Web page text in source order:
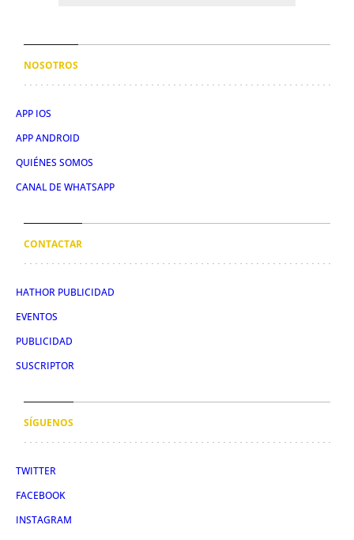
NOSOTROS
APP IOS
APP ANDROID
QUIÉNES SOMOS
CANAL DE WHATSAPP
CONTACTAR
HATHOR PUBLICIDAD
EVENTOS
PUBLICIDAD
SUSCRIPTOR
SÍGUENOS
TWITTER
FACEBOOK
INSTAGRAM